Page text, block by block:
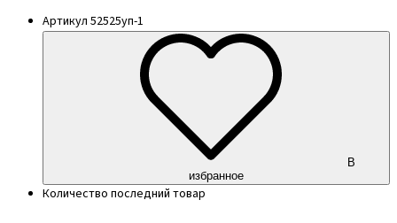
Артикул 52525уп-1
В
избранное
Количество последний товар